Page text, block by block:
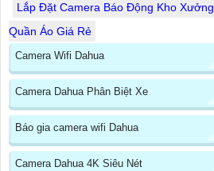
Lắp Đặt Camera Báo Động Kho Xưởng
Quần Áo Giá Rẻ
Camera Wifi Dahua
Camera Dahua Phân Biệt Xe
Báo gia camera wifi Dahua
Camera Dahua 4K Siêu Nét